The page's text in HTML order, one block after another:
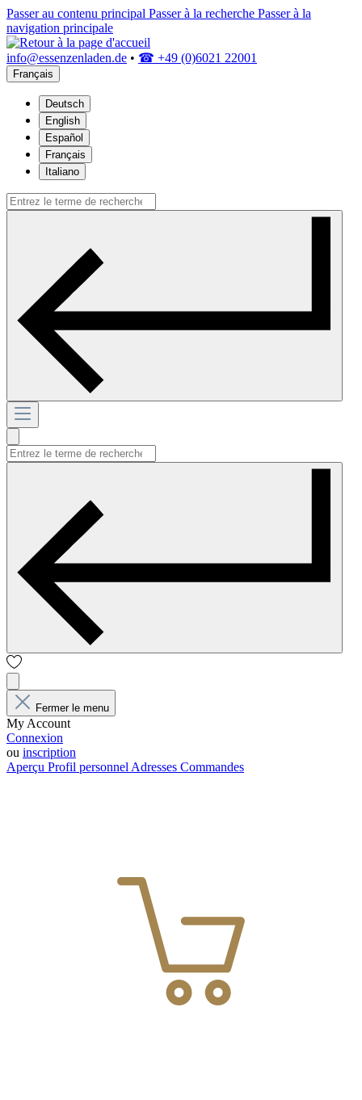
Passer au contenu principal Passer à la recherche Passer à la
navigation principale
info@essenzenladen.de • ☎ +49 (0)6021 22001
Français
Deutsch
English
Español
Français
Italiano
Fermer le menu
My Account
Connexion
ou inscription
Aperçu Profil personnel Adresses Commandes